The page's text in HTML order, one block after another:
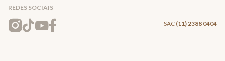
Mapa do Site
Wishlist
Entrega e Frete
Trocas e Devoluções
REDES SOCIAIS
SAC (11) 2388 0404